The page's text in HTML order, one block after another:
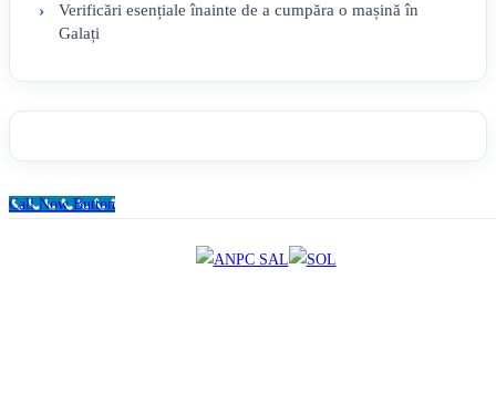
Verificări esențiale înainte de a cumpăra o mașină în
Galați
Call Now Button